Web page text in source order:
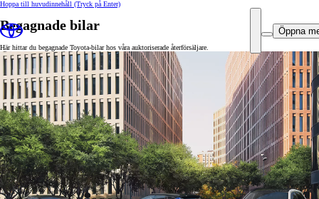
Hoppa till huvudinnehåll (Tryck på Enter)
Öppna
Begagnade bilar
Här hittar du begagnade Toyota-bilar hos våra auktoriserade återförsäljare.